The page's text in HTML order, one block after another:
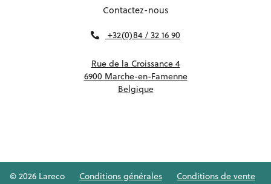
Contactez-nous
+32(0)84 / 32 16 90
Rue de la Croissance 4
6900 Marche-en-Famenne
Belgique
© 2026 Lareco Conditions générales Conditions de vente